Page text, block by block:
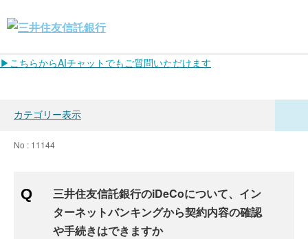
▶こちらからAIチャットでもご質問いただけます
カテゴリー表示
No : 11144
三井住友信託銀行のiDeCoについて、イン
ターネットバンキングから契約内容の確認
や手続きはできますか